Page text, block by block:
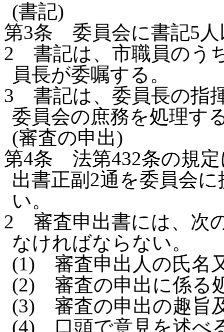
(書記)
第3条 委員会に書記5
2 書記は、市職員のう
員長が委嘱する。
3 書記は、委員長の指
委員会の庶務を処理す
(審査の申出)
第4条 法第432条の規
出書正副2通を委員会
い。
2 審査申出書には、次
なければならない。
(1) 審査申出人の氏名
(2) 審査の申出に係る
(3) 審査の申出の趣旨
(4) 口頭で意見を述べ